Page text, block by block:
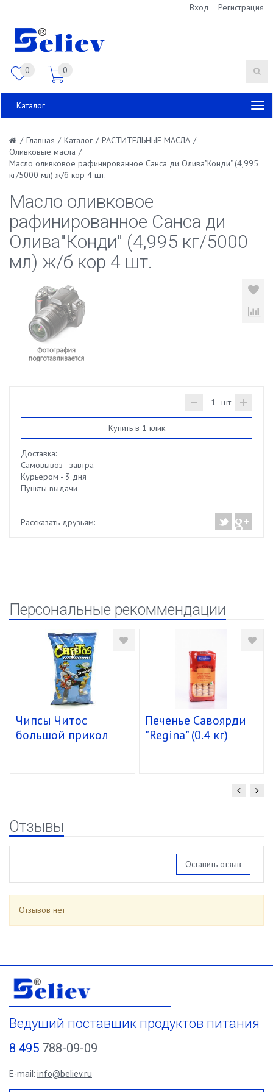
Вход Регистрация
0 0
Каталог
/ Главная / Каталог / РАСТИТЕЛЬНЫЕ МАСЛА /
Оливковые масла /
Масло оливковое рафинированное Санса ди Олива"Конди" (4,995
кг/5000 мл) ж/б кор 4 шт.
Масло оливковое
рафинированное Санса ди
Олива"Конди" (4,995 кг/5000
мл) ж/б кор 4 шт.
шт
Купить в 1 клик
Доставка:
Самовывоз - завтра
Курьером - 3 дня
Пункты выдачи
Рассказать друзьям:
Персональные рекоммендации
Чипсы Читос
большой прикол
Печенье Савоярди
"Regina" (0.4 кг)
Отзывы
Оставить отзыв
Отзывов нет
Ведущий поставщик продуктов питания
8 495 788-09-09
E-mail: info@believ.ru